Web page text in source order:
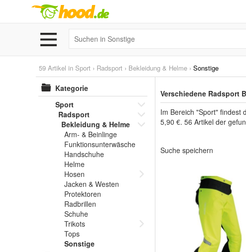
59 Artikel in Sport › Radsport › Bekleidung & Helme › Sonstige
Kategorie
Sport
Radsport
Bekleidung & Helme
Arm- & Beinlinge
Funktionsunterwäsche
Handschuhe
Helme
Hosen
Jacken & Westen
Protektoren
Radbrillen
Schuhe
Trikots
Tops
Sonstige
Verschiedene Radsport
Im Bereich "Sport" findest
5,90 €. 56 Artikel der
Suche speichern